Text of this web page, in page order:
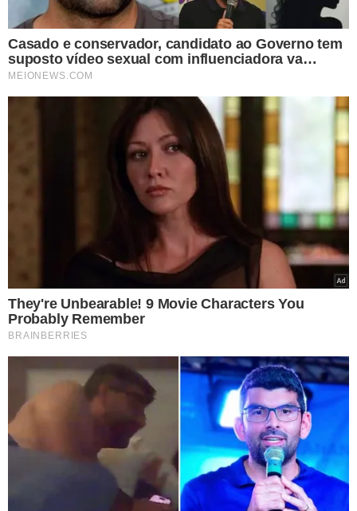
*** AS OPINIÕES AQUI CONTIDAS NÃO EXPRESSAM A
OPINIÃO NO GRUPO MEIO.
TÓPICOS
POLÍTICA PIAUÍ
JÚLIO CÉSAR
SUPLÊNCIA SENADO 2026
ATAELSON CARVALHO
VER COMENTÁRIOS